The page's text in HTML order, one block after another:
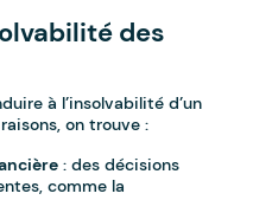
des
à l’insolvabilité d’un
on trouve :
: des décisions
comme la